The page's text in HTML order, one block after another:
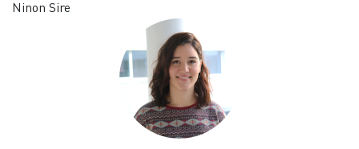
Ninon Sire